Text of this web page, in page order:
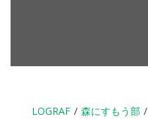
LOGRAF 森にすもう部